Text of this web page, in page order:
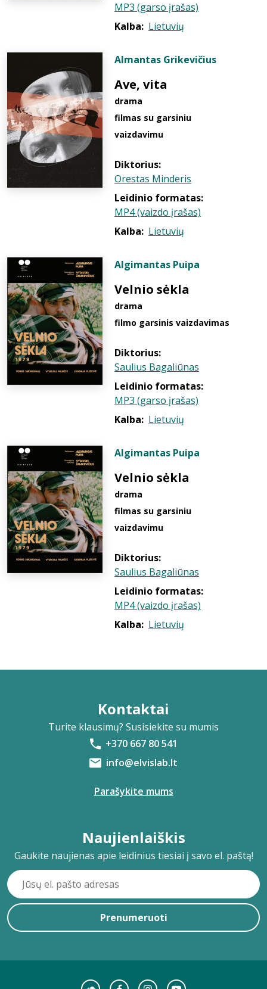
MP3 (garso įrašas)
Kalba: Lietuvių
Almantas Grikevičius
Ave, vita
drama
filmas su garsiniu
vaizdavimu
Diktorius:
Orestas Minderis
Leidinio formatas:
MP4 (vaizdo įrašas)
Kalba: Lietuvių
Algimantas Puipa
Velnio sėkla
drama
filmo garsinis vaizdavimas
Diktorius:
Saulius Bagaliūnas
Leidinio formatas:
MP3 (garso įrašas)
Kalba: Lietuvių
Algimantas Puipa
Velnio sėkla
drama
filmas su garsiniu
vaizdavimu
Diktorius:
Saulius Bagaliūnas
Leidinio formatas:
MP4 (vaizdo įrašas)
Kalba: Lietuvių
Kontaktai
Turite klausimų? Susisiekite su mumis
+370 667 80 541
info@elvislab.lt
Parašykite mums
Naujienlaiškis
Gaukite naujienas apie leidinius tiesiai į savo el. paštą!
Prenumeruoti